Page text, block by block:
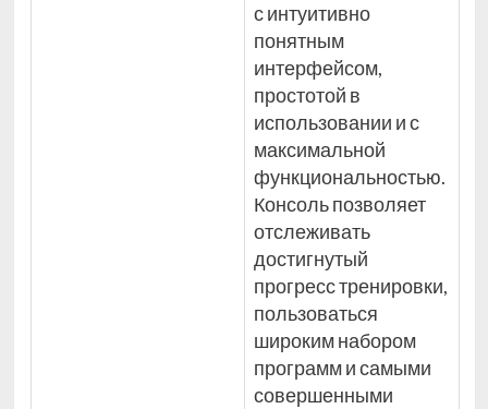
с интуитивно
понятным
интерфейсом,
простотой в
использовании и с
максимальной
функциональностью.
Консоль позволяет
отслеживать
достигнутый
прогресс тренировки,
пользоваться
широким набором
программ и самыми
совершенными